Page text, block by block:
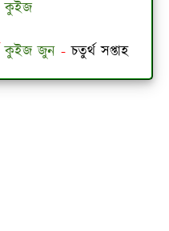
কুইজ
কুইজ জুন -চতুর্থসপ্তাহ